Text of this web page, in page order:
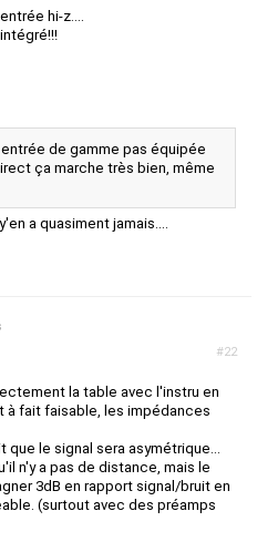
hi-z....
de gamme pas équipée
ça marche très bien, même
a quasiment jamais....
#22
la table avec l'instru en
fait faisable, les impédances
le signal sera asymétrique...
n'y a pas de distance, mais le
3dB en rapport signal/bruit en
(surtout avec des préamps